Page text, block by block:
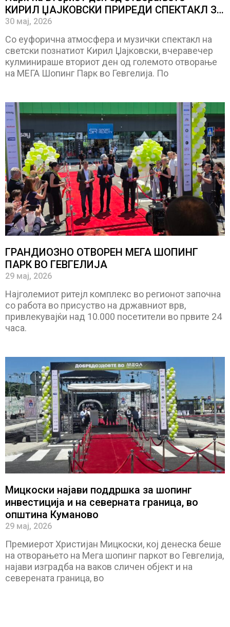
КИРИЛ ЏАЈКОВСКИ ПРИРЕДИ СПЕКТАКЛ ЗА
ПАМЕТЕЊЕ
30 мај, 2026
Со еуфорична атмосфера и музички спектакл на
светски познатиот Кирил Џајковски, вчеравечер
кулминираше вториот ден од големото отворање
на МЕГА Шопинг Парк во Гевгелија. По
ГРАНДИОЗНО ОТВОРЕН МЕГА ШОПИНГ
ПАРК ВО ГЕВГЕЛИЈА
29 мај, 2026
Најголемиот ритејл комплекс во регионот започна
со работа во присуство на државниот врв,
привлекувајќи над 10.000 посетители во првите 24
часа.
Мицкоски најави поддршка за шопинг
инвестиција и на северната граница, во
општина Куманово
29 мај, 2026
Премиерот Христијан Мицкоски, кој денеска беше
на отворањето на Мега шопинг паркот во Гевгелија,
најави изградба на ваков сличен објект и на
северената граница, во